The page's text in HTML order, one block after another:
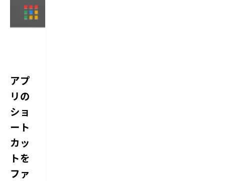
アプ
リの
ショ
ート
カッ
トを
ファ